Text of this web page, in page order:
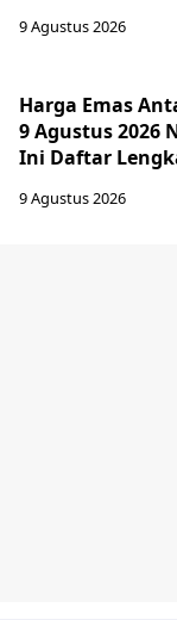
9 Agustus 2026
Harga Emas
9 Agustus 2026
Ini Daftar
9 Agustus 2026